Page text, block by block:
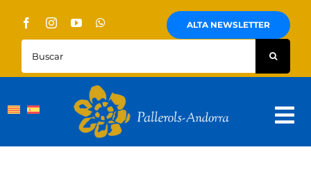
content
ALTA NEWSLETTER
Buscar:
Quienes Somos